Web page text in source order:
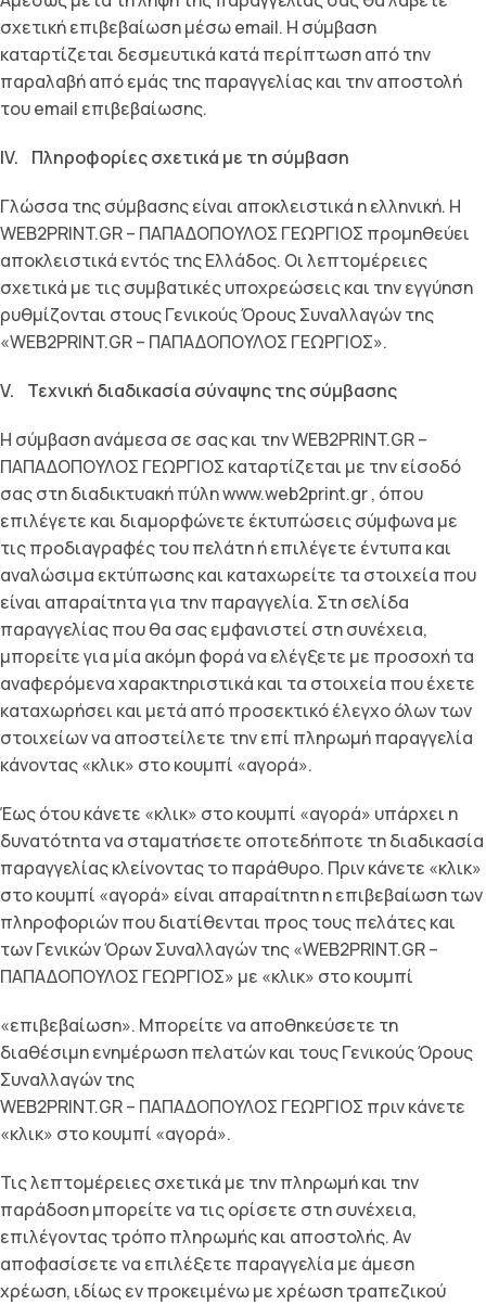
σχετική επιβεβαίωση μέσω email. Η σύμβαση
καταρτίζεται δεσμευτικά κατά περίπτωση από την
παραλαβή από εμάς της παραγγελίας και την αποστολή
του email επιβεβαίωσης.
IV. Πληροφορίες σχετικά µε τη σύµβαση
Γλώσσα της σύμβασης είναι αποκλειστικά η ελληνική. Η
WEB2PRINT.GR – ΠΑΠΑΔΟΠΟΥΛΟΣ ΓΕΩΡΓΙΟΣ προμηθεύει
αποκλειστικά εντός της Ελλάδος. Οι λεπτομέρειες
σχετικά με τις συμβατικές υποχρεώσεις και την εγγύηση
ρυθμίζονται στους Γενικούς Όρους Συναλλαγών της
«WEB2PRINT.GR – ΠΑΠΑΔΟΠΟΥΛΟΣ ΓΕΩΡΓΙΟΣ».
V. Τεχνική διαδικασία σύναψης της σύµβασης
Η σύµβαση ανάµεσα σε σας και την WEB2PRINT.GR –
ΠΑΠΑΔΟΠΟΥΛΟΣ ΓΕΩΡΓΙΟΣ καταρτίζεται µε την είσοδό
σας στη διαδικτυακή πύλη www.web2print.gr , όπου
επιλέγετε και διαµορφώνετε έκτυπώσεις σύµφωνα µε
τις προδιαγραφές του πελάτη ή επιλέγετε έντυπα και
αναλώσιµα εκτύπωσης και καταχωρείτε τα στοιχεία που
είναι απαραίτητα για την παραγγελία. Στη σελίδα
παραγγελίας που θα σας εµφανιστεί στη συνέχεια,
µπορείτε για µία ακόµη φορά να ελέγξετε µε προσοχή τα
αναφερόµενα χαρακτηριστικά και τα στοιχεία που έχετε
καταχωρήσει και µετά από προσεκτικό έλεγχο όλων των
στοιχείων να αποστείλετε την επί πληρωµή παραγγελία
κάνοντας «κλικ» στο κουµπί «αγορά».
Έως ότου κάνετε «κλικ» στο κουµπί «αγορά» υπάρχει η
δυνατότητα να σταµατήσετε οποτεδήποτε τη διαδικασία
παραγγελίας κλείνοντας το παράθυρο. Πριν κάνετε «κλικ»
στο κουµπί «αγορά» είναι απαραίτητη η επιβεβαίωση των
πληροφοριών που διατίθενται προς τους πελάτες και
των Γενικών Όρων Συναλλαγών της «WEB2PRINT.GR –
ΠΑΠΑΔΟΠΟΥΛΟΣ ΓΕΩΡΓΙΟΣ» µε «κλικ» στο κουµπί
«επιβεβαίωση». Μπορείτε να αποθηκεύσετε τη
διαθέσιµη ενηµέρωση πελατών και τους Γενικούς Όρους
Συναλλαγών της
WEB2PRINT.GR – ΠΑΠΑΔΟΠΟΥΛΟΣ ΓΕΩΡΓΙΟΣ πριν κάνετε
«κλικ» στο κουµπί «αγορά».
Τις λεπτοµέρειες σχετικά µε την πληρωµή και την
παράδοση µπορείτε να τις ορίσετε στη συνέχεια,
επιλέγοντας τρόπο πληρωµής και αποστολής. Αν
αποφασίσετε να επιλέξετε παραγγελία µε άµεση
χρέωση, ιδίως εν προκειµένω µε χρέωση τραπεζικού